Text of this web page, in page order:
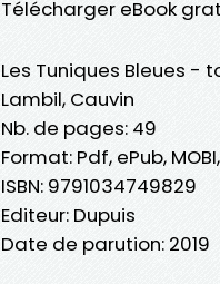
Télécharger eBook
Les Tuniques Bleues -
Lambil, Cauvin
Nb. de pages: 49
Format: Pdf, ePub,
ISBN: 9791034749829
Editeur: Dupuis
Date de parution: 2019